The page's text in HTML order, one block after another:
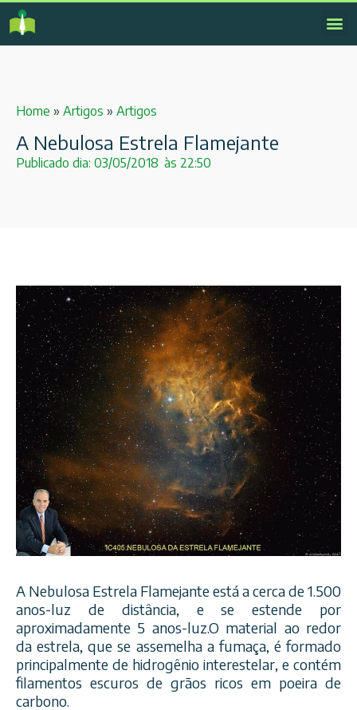
Home » Artigos » Artigos
A Nebulosa Estrela Flamejante
Publicado dia: 03/05/2018 às 22:50
A Nebulosa Estrela Flamejante está a cerca de 1.500
anos-luz de distância, e se estende por
aproximadamente 5 anos-luz.O material ao redor
da estrela, que se assemelha a fumaça, é formado
principalmente de hidrogênio interestelar, e contém
filamentos escuros de grãos ricos em poeira de
carbono.